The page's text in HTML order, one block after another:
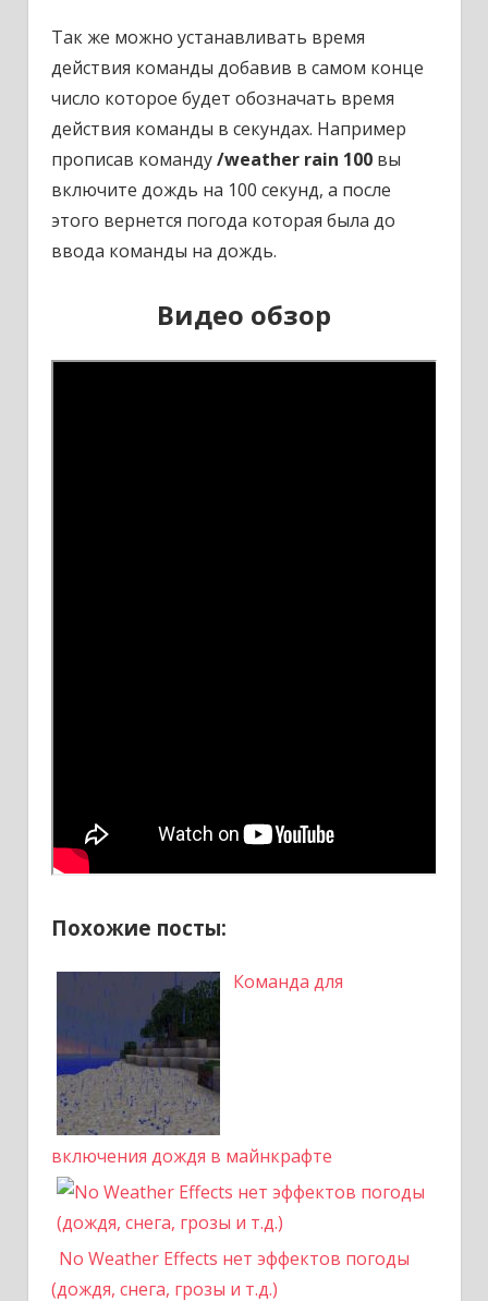
Так же можно устанавливать время
действия команды добавив в самом конце
число которое будет обозначать время
действия команды в секундах. Например
прописав команду/weather rain 100 вы
включите дождь на 100 секунд, а после
этого вернется погода которая была до
ввода команды на дождь.
Видео обзор
Похожие посты:
Команда для
включения дождя в майнкрафте
No Weather Effects нет эффектов погоды
(дождя, снега, грозы и т.д.)